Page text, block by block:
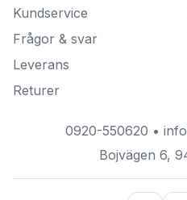
Kundservice
Frågor & svar
Leverans
Returer
0920-550620 •
Bojvägen 6,